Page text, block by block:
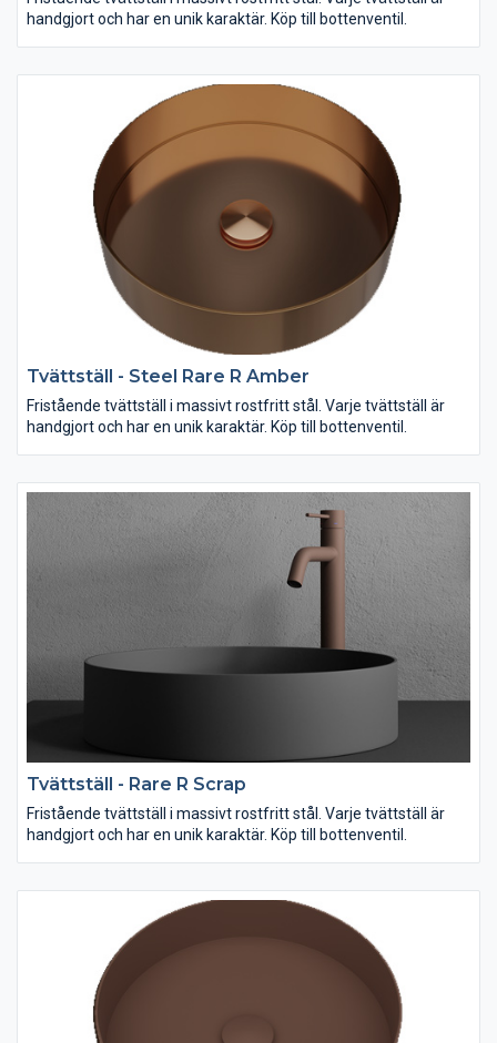
handgjort och har en unik karaktär. Köp till bottenventil.
Tvättställ - Steel Rare R Amber
Fristående tvättställ i massivt rostfritt stål. Varje tvättställ är
handgjort och har en unik karaktär. Köp till bottenventil.
Tvättställ - Rare R Scrap
Fristående tvättställ i massivt rostfritt stål. Varje tvättställ är
handgjort och har en unik karaktär. Köp till bottenventil.